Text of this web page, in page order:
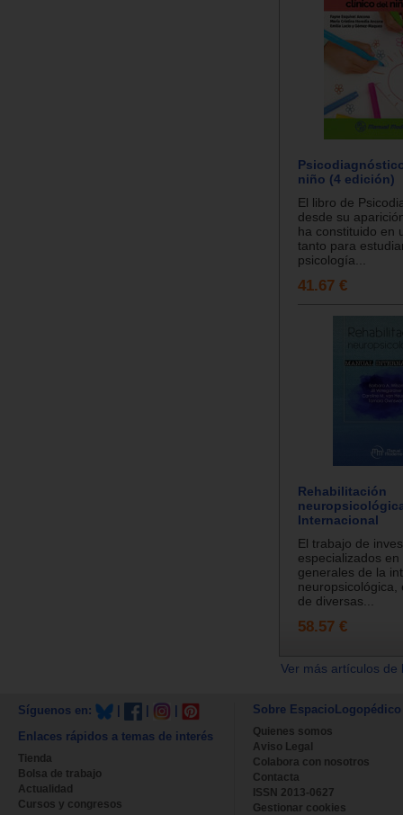
niño (4 edición)
El libro de
desde su
ha constituido en
tanto para
psicología...
41.67 €
Rehabilitación
Internacional
El trabajo de
especializados
generales de la
neuropsicológica,
de diversas...
58.57 €
Ver más artículos
Síguenos en:
Enlaces rápidos a temas de interés
Tienda
Bolsa de trabajo
Actualidad
Cursos y congresos
Sobre EspacioLogopédico
Quienes somos
Aviso Legal
Colabora con nosotros
Contacta
ISSN 2013-0627
Gestionar cookies